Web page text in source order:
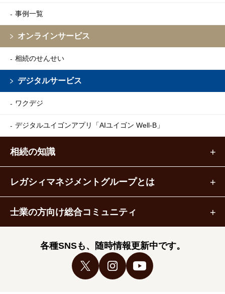
事例一覧
オンラインサービス
相続のせんせい
デジタルサービス
ワクデジ
デジタルユイゴンアプリ 「AIユイゴン Well-B」
相続の知識
レガシィマネジメントグループとは
士業の方向け総合コミュニティ
各種SNSも、随時情報更新中です。